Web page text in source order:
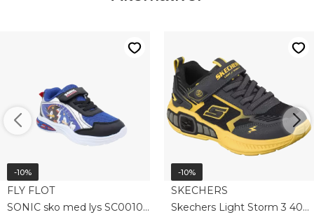
-10%
FLY FLOT
SONIC sko med lys SC001095-814-B2500
-10%
SKECHERS
Skechers Light Storm 3 400151L CCYL